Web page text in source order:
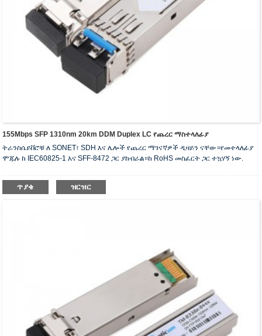
155Mbps SFP 1310nm 20km DDM Duplex LC የጨረር ማስተላለፊያ
ትራንስሴይቨሮቹ ለ SONET፣ SDH እና ሌሎች የጨረር ማገናኛዎች ዲዛይን ናቸው።የመተላለፊያ
ሞጁሉ ከ IEC60825-1 እና SFF-8472 ጋር ያከብራል።ከ RoHS መስፈርት ጋር ተኳሃኝ ነው.
ጥያቄ ዝርዝር